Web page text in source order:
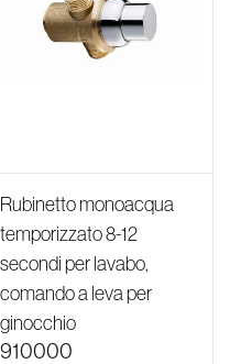
Rubinetto monoacqua
temporizzato 8-12
secondi per lavabo,
comando a leva per
ginocchio
910000